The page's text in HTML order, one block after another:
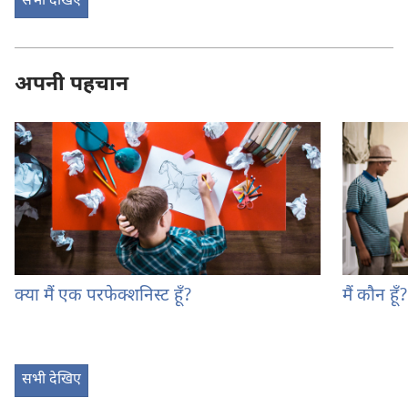
अपनी पहचान
क्या मैं एक परफेक्शनिस्ट हूँ? मैं कौन हूँ?
सभी देखिए